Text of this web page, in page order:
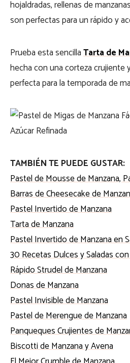
hojaldradas, rellenas de
son perfectas para un rápido y
Prueba esta sencillaTarta de
hecha con una corteza crujiente
perfecta para la temporada de
TAMBIÉN TE PUEDE GUSTAR:
Pastel de Mousse de Manzana,
Barras de Cheesecake de
Pastel Invertido de Manzana
Tarta de Manzana
Pastel Invertido de Manzana en
30 Recetas Dulces y Saladas
Rápido Strudel de Manzana
Donas de Manzana
Pastel Invisible de Manzana
Pastel de Merengue de Manzana
Panqueques Crujientes de
Biscotti de Manzana y Avena